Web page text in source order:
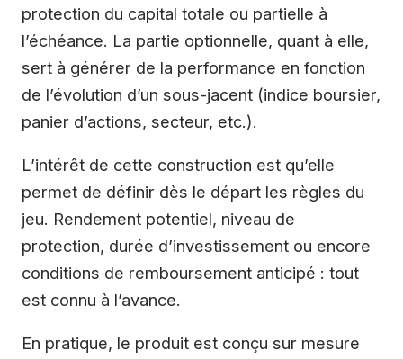
protection du capital totale ou partielle à
l’échéance. La partie optionnelle, quant à elle,
sert à générer de la performance en fonction
de l’évolution d’un sous-jacent (indice boursier,
panier d’actions, secteur, etc.).
L’intérêt de cette construction est qu’elle
permet de définir dès le départ les règles du
jeu. Rendement potentiel, niveau de
protection, durée d’investissement ou encore
conditions de remboursement anticipé : tout
est connu à l’avance.
En pratique, le produit est conçu sur mesure